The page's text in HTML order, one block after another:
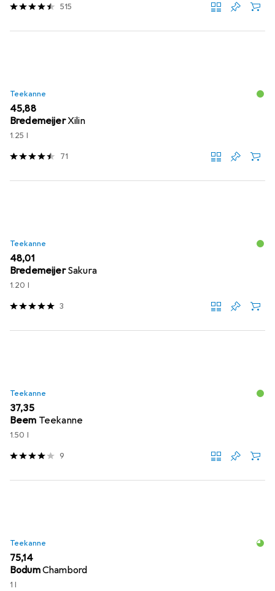
515
Teekanne
EUR
45,88
BredemeijerXilin
1.25 l
71
Teekanne
EUR
48,01
Bredemeijer Sakura
1.20 l
3
Teekanne
EUR
37,35
Beem Teekanne
1.50 l
9
Teekanne
EUR
75,14
BodumChambord
1 l